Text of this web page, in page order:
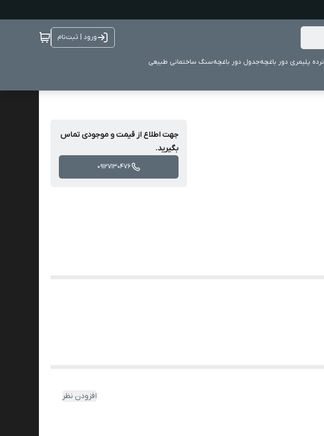
ورود | ثبت‌نام
نرده پلیمری دور باغچهجدول دور باغچهسنگ ساختمانی طبیعی
جهت اطلاع از قیمت و موجودی تماس
بگیرید.
09127130476
افزودن نظر